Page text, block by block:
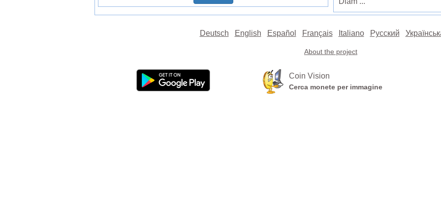
Deutsch English Español Français Italiano Русский
About the project
Coin Vision
Cerca monete per immagine